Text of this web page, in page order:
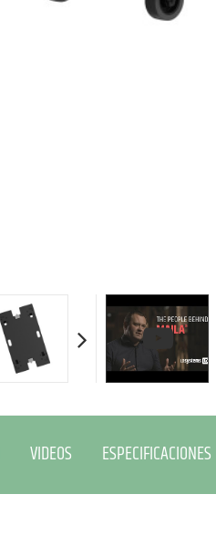
VIDEOS ESPECIFICACIONES